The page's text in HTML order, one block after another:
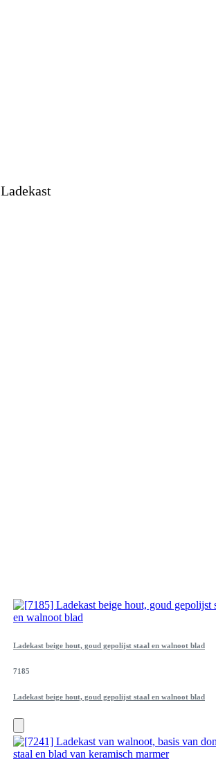
Ladekast
Ladekast beige hout, goud gepolijst staal en walnoot blad
7185
Ladekast beige hout, goud gepolijst staal en walnoot blad